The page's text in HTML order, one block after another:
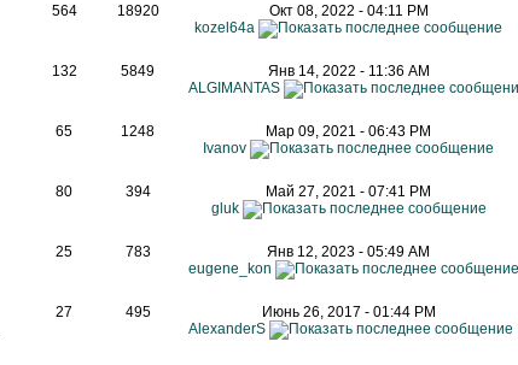
564 18920
Окт 08, 2022 - 04:11 PM
kozel64a
132 5849
Янв 14, 2022 - 11:36 AM
ALGIMANTAS
65 1248
Мар 09, 2021 - 06:43 PM
Ivanov
80 394
Май 27, 2021 - 07:41 PM
gluk
25 783
Янв 12, 2023 - 05:49 AM
eugene_kon
27 495
Июнь 26, 2017 - 01:44 PM
AlexanderS